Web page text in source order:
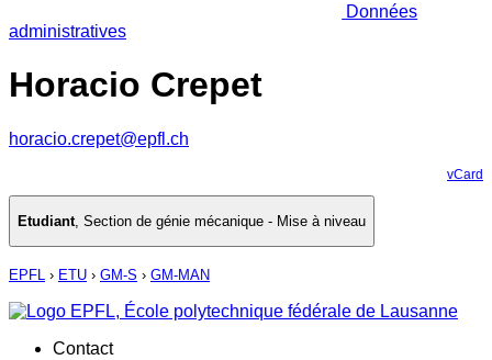
Données
administratives
Horacio Crepet
horacio.crepet@epfl.ch
vCard
Etudiant, Section de génie mécanique - Mise à niveau
EPFL › ETU › GM-S › GM-MAN
Contact